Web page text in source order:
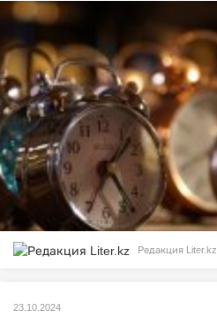
Редакция Liter.kz
23.10.2024